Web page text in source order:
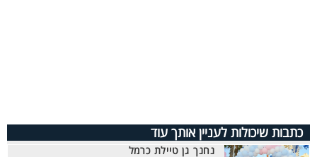
כתבות שיכולות לעניין אותך עוד
נחנך גן טיילת כרמל